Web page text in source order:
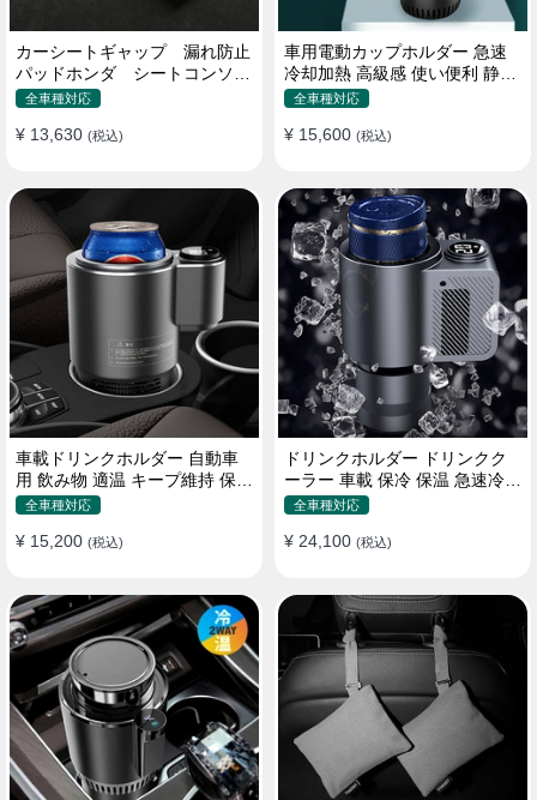
カーシートギャップ 漏れ防止
パッドホンダ シートコンソー
ル 隙間 クッション
全車種対応
¥ 13,630 (税込)
車用電動カップホルダー 急速
冷却加熱 高級感 使い便利 静音
収納 飲み物
全車種対応
¥ 15,600 (税込)
車載ドリンクホルダー 自動車
用 飲み物 適温 キープ維持 保温
冷機能付き
全車種対応
¥ 15,200 (税込)
ドリンクホルダー ドリンクク
ーラー 車載 保冷 保温 急速冷却
缶対応
全車種対応
¥ 24,100 (税込)